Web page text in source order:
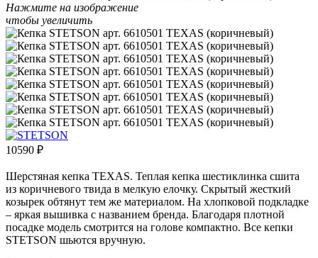
Нажмите на изображение
чтобы увеличить
10590 ₽
Шерстяная кепка TEXAS. Теплая кепка шестиклинка сшита
из коричневого твида в мелкую елочку. Скрытый жесткий
козырек обтянут тем же материалом. На хлопковой подкладке
– яркая вышивка с названием бренда. Благодаря плотной
посадке модель смотрится на голове компактно. Все кепки
STETSON шьются вручную.